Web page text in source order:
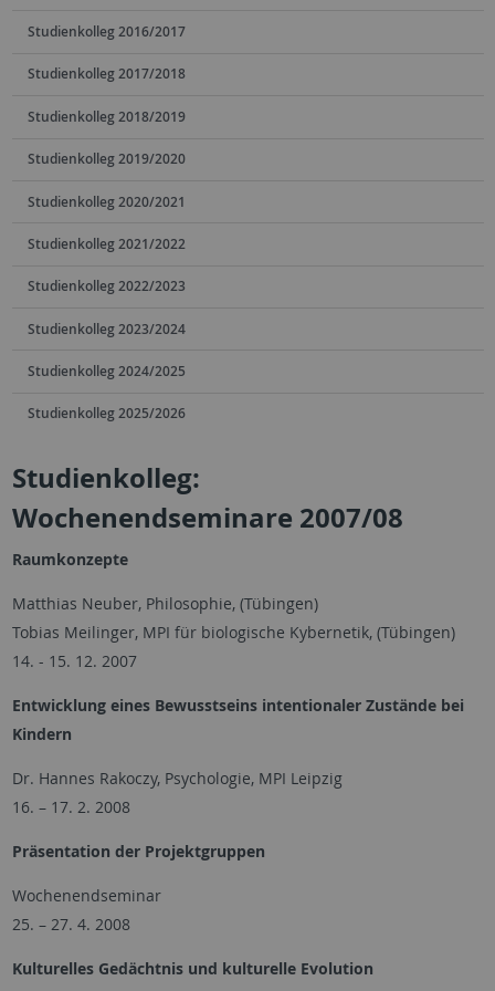
Studienkolleg 2016/2017
Studienkolleg 2017/2018
Studienkolleg 2018/2019
Studienkolleg 2019/2020
Studienkolleg 2020/2021
Studienkolleg 2021/2022
Studienkolleg 2022/2023
Studienkolleg 2023/2024
Studienkolleg 2024/2025
Studienkolleg 2025/2026
Studienkolleg:
Wochenendseminare 2007/08
Raumkonzepte
Matthias Neuber, Philosophie, (Tübingen)
Tobias Meilinger, MPI für biologische Kybernetik, (Tübingen)
14. - 15. 12. 2007
Entwicklung eines Bewusstseins intentionaler Zustände bei
Kindern
Dr. Hannes Rakoczy, Psychologie, MPI Leipzig
16. – 17. 2. 2008
Präsentation der Projektgruppen
Wochenendseminar
25. – 27. 4. 2008
Kulturelles Gedächtnis und kulturelle Evolution